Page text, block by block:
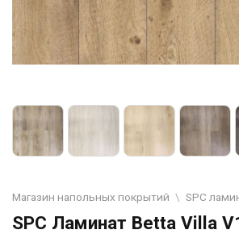
Магазин напольных покрытий \ SPC
SPC Ламинат Betta Villa